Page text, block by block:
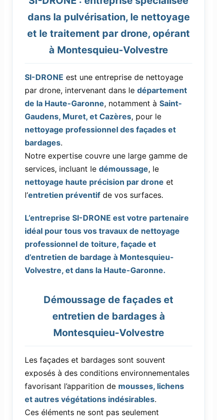
dans la pulvérisation, le nettoyage
et le traitement par drone, opérant
à Montesquieu-Volvestre
SI-DRONE est une entreprise de nettoyage
par drone, intervenant dans le département
de la Haute-Garonne, notamment à Saint-
Gaudens, Muret, et Cazères, pour le
nettoyage professionnel des façades et
bardages.
Notre expertise couvre une large gamme de
services, incluant le démoussage, le
nettoyage haute précision par drone et
l’entretien préventifde vos surfaces.
L’entreprise SI-DRONE est votre partenaire
idéal pour tous vos travaux de nettoyage
professionnel de toiture, façade et
d’entretien de bardage à Montesquieu-
Volvestre, et dans la Haute-Garonne.
Démoussage de façades et
entretien de bardages à
Montesquieu-Volvestre
Les façades et bardages sont souvent
exposés à des conditions environnementales
favorisant l’apparition de mousses, lichens
et autres végétations indésirables.
Ces éléments ne sont pas seulement